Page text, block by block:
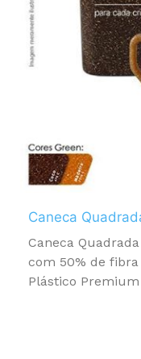
Caneca
Caneca
com 50% de
Plástico Premium